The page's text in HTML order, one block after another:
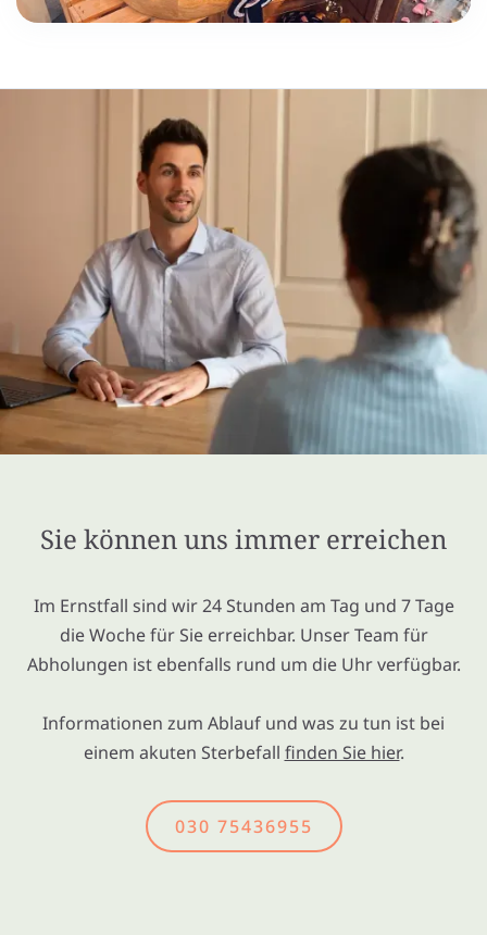
Sie können uns immer erreichen
Im Ernstfall sind wir 24 Stunden am Tag und 7 Tage
die Woche für Sie erreichbar. Unser Team für
Abholungen ist ebenfalls rund um die Uhr verfügbar.
Informationen zum Ablauf und was zu tun ist bei
einem akuten Sterbefall finden Sie hier.
030 75436955